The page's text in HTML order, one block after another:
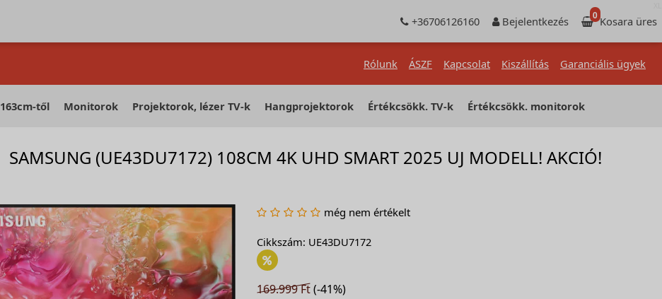
+36706126160 Bejelentkezés 0Kosara üres
Rólunk ÁSZF Kapcsolat Kiszállítás Garanciális ügyek
163cm-től Monitorok Projektorok, lézer TV-k Hangprojektorok Értékcsökk. TV-k Értékcsökk. monitorok
SAMSUNG (UE43DU7172) 108CM 4K UHD SMART 2025 UJ MODELL! AKCIÓ!
még nem értékelt
Cikkszám: UE43DU7172
169.999 Ft(-41%)